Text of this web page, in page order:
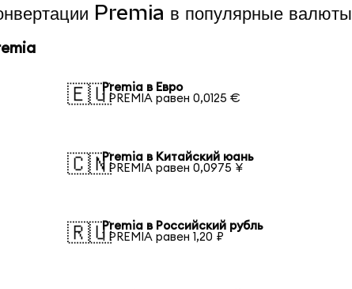
Premia в популярные валюты
🇪🇺Premia в Евро
1 PREMIA равен 0,0125 €
🇨🇳Premia в Китайский юань
1 PREMIA равен 0,0975 ¥
🇷🇺Premia в Российский рубль
1 PREMIA равен 1,20 ₽